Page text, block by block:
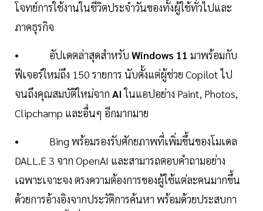
โจทย์การใช้งานในชีวิตประจำวันของทั้งผู้ใช้ทั่วไปและ
ภาคธุรกิจ
• อัปเดตล่าสุดสำหรับ Windows 11 มาพร้อมกับ
ฟีเจอร์ใหม่ถึง 150 รายการ นับตั้งแต่ผู้ช่วย Copilot ไป
จนถึงคุณสมบัติใหม่จาก AIในแอปอย่าง Paint, Photos,
Clipchamp และอื่นๆ อีกมากมาย
• Bing พร้อมรองรับศักยภาพที่เพิ่มขึ้นของโมเดล
DALL.E 3 จาก OpenAI และสามารถตอบคำถามอย่าง
เฉพาะเจาะจง ตรงความต้องการของผู้ใช้แต่ละคนมากขึ้น
ด้วยการอ้างอิงจากประวัติการค้นหา พร้อมด้วยประสบกา